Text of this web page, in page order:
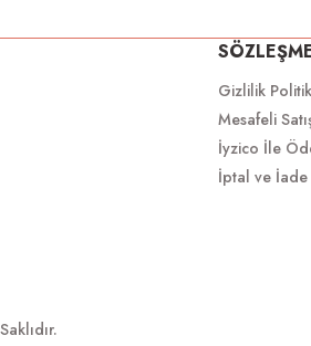
Gizlilik
Mesafeli
İyzico İle
İptal ve İade